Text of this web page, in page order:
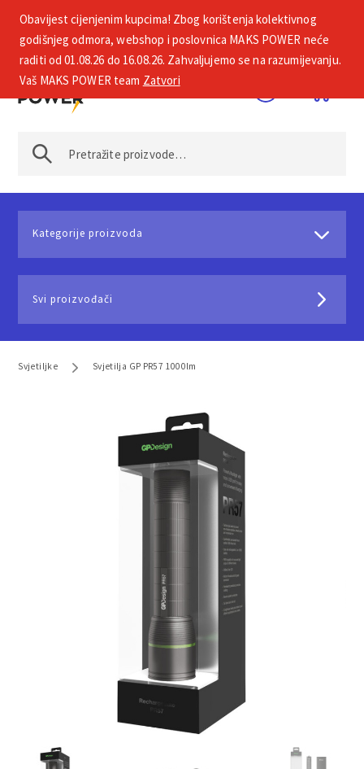
+385 1 2002 575
Kategorije proizvoda
Svi proizvođači
Svjetiljke Svjetilja GP PR57 1000lm
Obavijest cijenjenim kupcima! Zbog korištenja kolektivnog
godišnjeg odmora, webshop i poslovnica MAKS POWER neće
raditi od 01.08.26 do 16.08.26. Zahvaljujemo se na razumijevanju.
Vaš MAKS POWER team Zatvori